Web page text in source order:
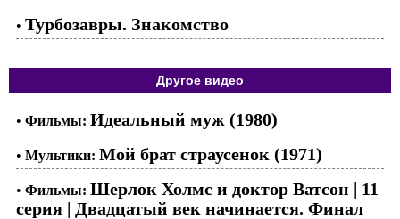
• Турбозавры. Знакомство
Другое видео
• Фильмы: Идеальный муж (1980)
• Мультики: Мой брат страусенок (1971)
• Фильмы: Шерлок Холмс и доктор Ватсон | 11
серия | Двадцатый век начинается. Финал